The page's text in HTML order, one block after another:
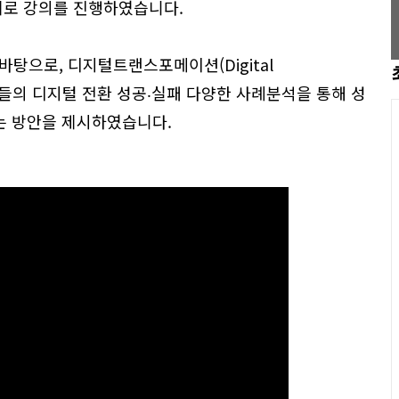
강의를 진행하였습니다.
탕으로, 디지털트랜스포메이션(Digital
디지털 전환 성공‧실패 다양한 사례분석을 통해 성
방안을 제시하였습니다.